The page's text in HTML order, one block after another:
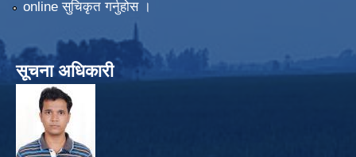
online सुचिकृत गर्नुहोस ।
सूचना अधिकारी